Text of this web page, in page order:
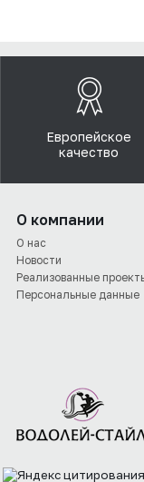
Европейское
качество
О компании
О нас
Новости
Реализованные
Персональные данные